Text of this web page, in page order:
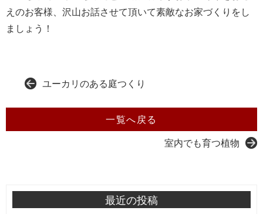
えのお客様、沢山お話させて頂いて素敵なお家づくりをし
ましょう！
ユーカリのある庭つくり
一覧へ戻る
室内でも育つ植物
最近の投稿